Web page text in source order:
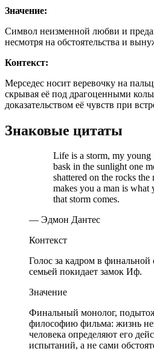
Значение:
Символ неизменной любви и
несмотря на обстоятельства и
Контекст:
Мерседес носит веревочку на
скрывая её под драгоценными
доказательством её чувств при
Знаковые цитаты
Life is a storm, my
bask in the sunlight one
shattered on the rocks the
makes you a man is what
that storm comes.
— Эдмон Дантес
Контекст
Голос за кадром в финальной
семьей покидает замок Иф.
Значение
Финальный монолог,
философию фильма: жизнь
человека определяют его
испытаний, а не сами